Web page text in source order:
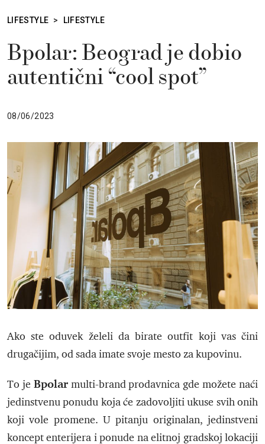
LIFESTYLE > LIFESTYLE
Bpolar: Beograd je dobio
autentični “cool spot”
08/06/2023
Ako ste oduvek želeli da birate outfit koji vas čini
drugačijim, od sada imate svoje mesto za kupovinu.
To je Bpolarmulti-brand prodavnica gde možete naći
jedinstvenu ponudu koja će zadovoljiti ukuse svih onih
koji vole promene. U pitanju originalan, jedinstveni
koncept enterijera i ponude na elitnoj gradskoj lokaciji